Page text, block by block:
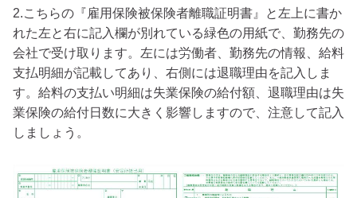
2.こちらの『雇用保険被保険者離職証明書』と左上に書か
れた左と右に記入欄が別れている緑色の用紙で、勤務先の
会社で受け取ります。左には労働者、勤務先の情報、給料
支払明細が記載してあり、右側には退職理由を記入しま
す。給料の支払い明細は失業保険の給付額、退職理由は失
業保険の給付日数に大きく影響しますので、注意して記入
しましょう。